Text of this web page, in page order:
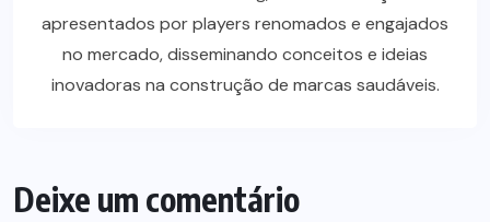
apresentados por players renomados e engajados
no mercado, disseminando conceitos e ideias
inovadoras na construção de marcas saudáveis.
Deixe um comentário